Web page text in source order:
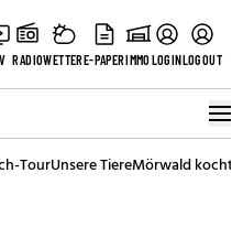
RADIOWETTERE-PAPERIMMOLOGINLOGOUT
TourUnsere TiereMörwald kocht